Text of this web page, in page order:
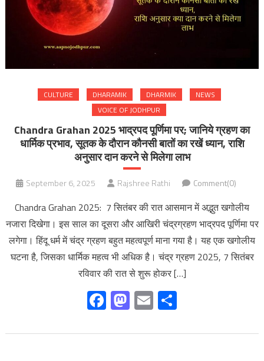
CULTURE DHARAMIK DHARMIK
NEWS
VOICE OF JODHPUR
Chandra Grahan 2025 भाद्रपद पूर्णिमा पर; जानिये ग्रहण का
धार्मिक प्रभाव, सूतक के दौरान कौनसी बातों का रखें ध्यान, राशि
अनुसार दान करने से मिलेगा लाभ
September 6, 2025 Rajshree Rathi Comment(0)
Chandra Grahan 2025: 7 सितंबर की रात आसमान में अद्भुत खगोलीय
नजारा दिखेगा। इस साल का दूसरा और आखिरी चंद्रग्रहण भाद्रपद पूर्णिमा पर
लगेगा। हिंदू धर्म में चंद्र ग्रहण बहुत महत्वपूर्ण माना गया है। यह एक खगोलीय
घटना है, जिसका धार्मिक महत्व भी अधिक है। चंद्र ग्रहण 2025, 7 सितंबर
रविवार की रात से शुरू होकर […]
Facebook
Mastodon
Email